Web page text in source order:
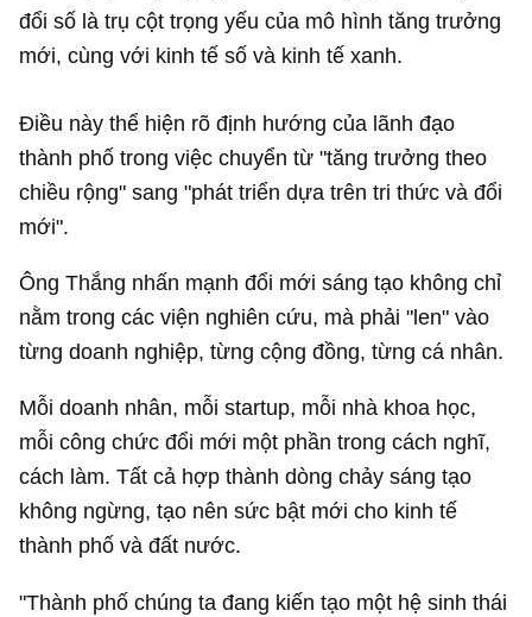
đổi số là trụ cột trọng yếu của mô hình tăng trưởng
mới, cùng với kinh tế số và kinh tế xanh.
Điều này thể hiện rõ định hướng của lãnh đạo
thành phố trong việc chuyển từ "tăng trưởng theo
chiều rộng" sang "phát triển dựa trên tri thức và đổi
mới".
Ông Thắng nhấn mạnh đổi mới sáng tạo không chỉ
nằm trong các viện nghiên cứu, mà phải "len" vào
từng doanh nghiệp, từng cộng đồng, từng cá nhân.
Mỗi doanh nhân, mỗi startup, mỗi nhà khoa học,
mỗi công chức đổi mới một phần trong cách nghĩ,
cách làm. Tất cả hợp thành dòng chảy sáng tạo
không ngừng, tạo nên sức bật mới cho kinh tế
thành phố và đất nước.
"Thành phố chúng ta đang kiến tạo một hệ sinh thái